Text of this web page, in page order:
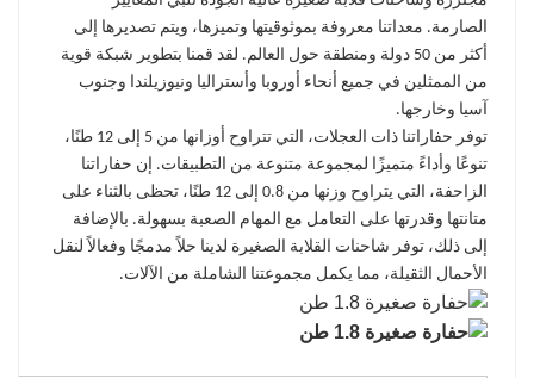
الصارمة. معداتنا معروفة بموثوقيتها وتميزها، ويتم تصديرها إلى
أكثر من 50 دولة ومنطقة حول العالم. لقد قمنا بتطوير شبكة قوية
من الممثلين في جميع أنحاء أوروبا وأستراليا ونيوزيلندا وجنوب
آسيا وخارجها.
توفر حفاراتنا ذات العجلات، التي تتراوح أوزانها من 5 إلى 12 طنًا،
تنوعًا وأداءً متميزًا لمجموعة متنوعة من التطبيقات. إن حفاراتنا
الزاحفة، التي يتراوح وزنها من 0.8 إلى 12 طنًا، تحظى بالثناء على
متانتها وقدرتها على التعامل مع المهام الصعبة بسهولة. بالإضافة
إلى ذلك، توفر شاحنات القلابة الصغيرة لدينا حلاً مدمجًا وفعالاً لنقل
الأحمال الثقيلة، مما يكمل مجموعتنا الشاملة من الآلات.